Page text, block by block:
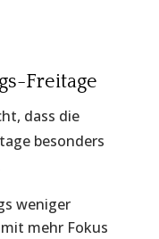
Freitage
dass die
besonders
weniger
mehr Fokus